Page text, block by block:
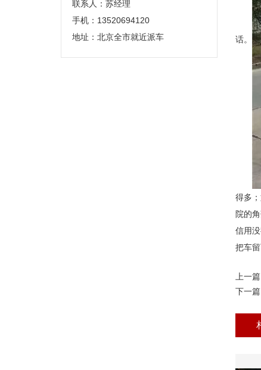
联系人：苏经理
手机：13520694120
地址：北京全市就近派车
话。
得多
院的
信用
把车
上一篇
下一篇